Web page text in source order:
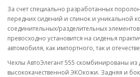
За счет специально разработанных
передних сидений и спинок и уникальной
соединительных/разделительных
превосходно установится на сиденья
автомобиля, как импортного, так и
Чехлы АвтоЭлегант 555 скомбинированы из
высококачественной ЭКОкожи. Задняя и